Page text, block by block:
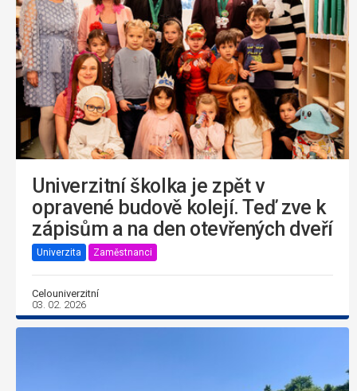
Univerzitní školka je zpět v
opravené budově kolejí. Teď zve k
zápisům a na den otevřených dveří
Univerzita Zaměstnanci
Celouniverzitní
03. 02. 2026